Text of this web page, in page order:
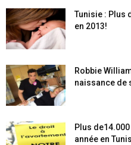
Tunisie : Plus
en 2013!
Robbie
naissance de
Plus
année en